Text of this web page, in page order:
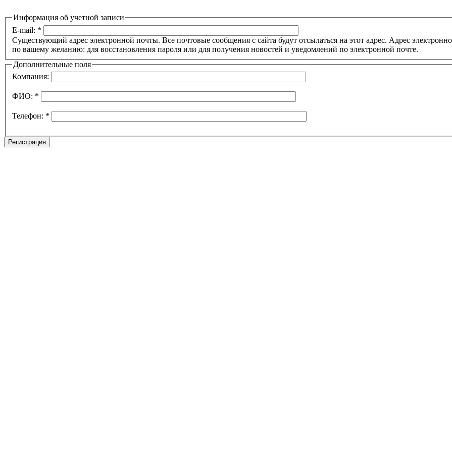
Информация об учетной записи
E-mail: *
Существующий адрес электронной почты. Все почтовые сообщения с сайта будут отсылаться на этот адрес. Адрес
по вашему желанию: для восстановления пароля или для получения новостей и уведомлений по электронной почте.
Дополнительные поля
Компания:
ФИО: *
Телефон: *